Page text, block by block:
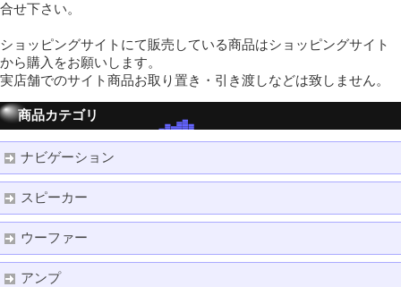
合せ下さい。
ショッピングサイトにて販売している商品はショッピングサイト
から購入をお願いします。
実店舗でのサイト商品お取り置き・引き渡しなどは致しません。
商品カテゴリ
ナビゲーション
スピーカー
ウーファー
アンプ